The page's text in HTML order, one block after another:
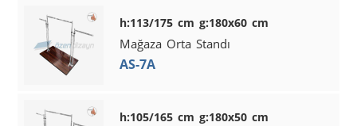
h:113/175 cm g:180x60 cm
Mağaza Orta Standı
AS-7A
h:105/165 cm g:180x50 cm